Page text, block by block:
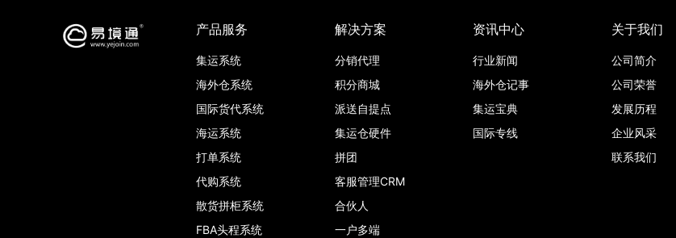
产品服务
集运系统
海外仓系统
国际货代系统
海运系统
打单系统
代购系统
散货拼柜系统
FBA头程系统
解决方案
分销代理
积分商城
派送自提点
集运仓硬件
拼团
客服管理CRM
合伙人
一户多端
资讯中心
行业新闻
海外仓记事
集运宝典
国际专线
关于我们
公司简介
公司荣誉
发展历程
企业风采
联系我们